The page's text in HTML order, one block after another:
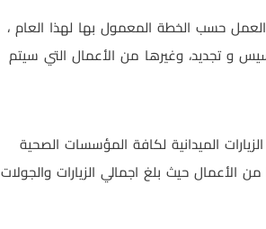
العمل حسب الخطة المعمول بها لهذا العام ،
، و إصدار 332 ترخيص مؤسسة صحية بين تأسيس و تجديد، وغيرها من الأعمال التي سيتم
الميدانية لكافة المؤسسات الصحية
حيث بلغ اجمالي الزيارات والجولات